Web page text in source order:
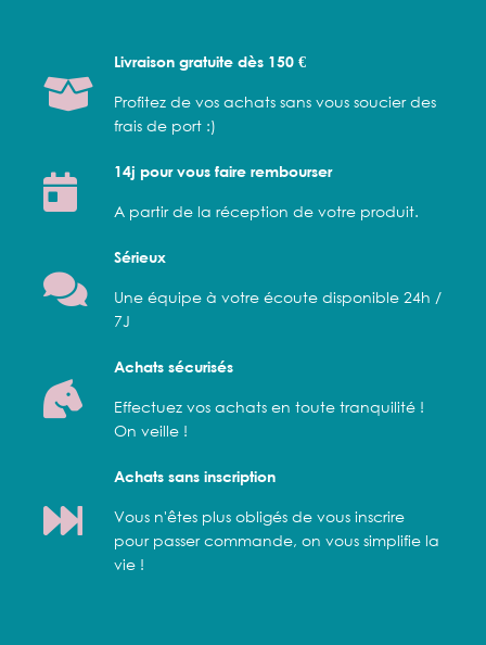
Livraison gratuite dès 150 €
Profitez de vos achats sans vous soucier des
frais de port :)
14j pour vous faire rembourser
A partir de la réception de votre produit.
Sérieux
Une équipe à votre écoute disponible 24h /
7J
Achats sécurisés
Effectuez vos achats en toute tranquilité !
On veille !
Achats sans inscription
Vous n'êtes plus obligés de vous inscrire
pour passer commande, on vous simplifie la
vie !